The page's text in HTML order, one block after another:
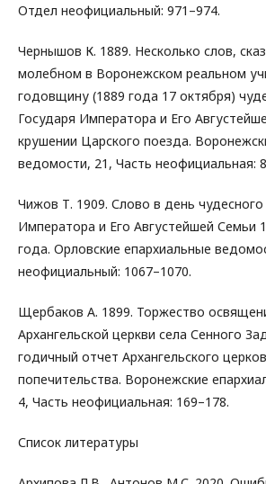
Отдел неофициальный: 971–974.
Чернышов К. 1889. Несколько слов,
молебном в Воронежском реальном
годовщину (1889 года 17 октября)
Государя Императора и Его
крушении Царского поезда.
ведомости, 21, Часть неофициальная:
Чижов Т. 1909. Слово в день чудесного
Императора и Его Августейшей Семьи
года. Орловские епархиальные
неофициальный: 1067–1070.
Щербаков А. 1899. Торжество
Архангельской церкви села Сенного
годичный отчет Архангельского
попечительства. Воронежские
4, Часть неофициальная: 169–178.
Список литературы